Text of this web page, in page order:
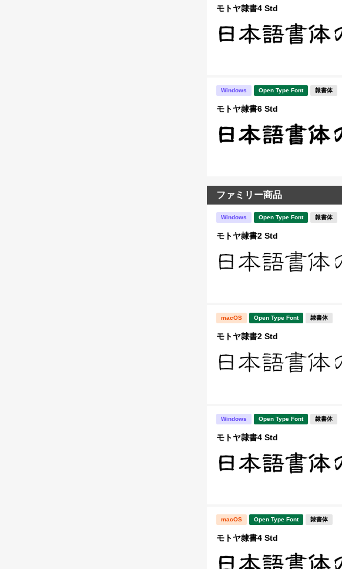
モトヤ隷書4 Std
Windows Open Type Font 隷書体
モトヤ隷書6 Std
ファミリー商品
Windows Open Type Font 隷書体
モトヤ隷書2 Std
macOS Open Type Font 隷書体
モトヤ隷書2 Std
Windows Open Type Font 隷書体
モトヤ隷書4 Std
macOS Open Type Font 隷書体
モトヤ隷書4 Std